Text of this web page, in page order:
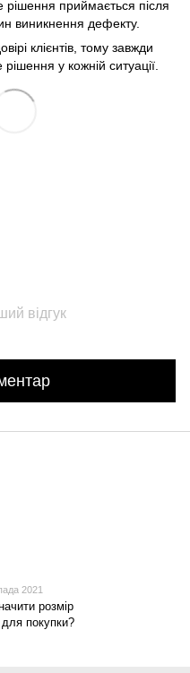
рішення приймається після
виникнення дефекту.
клієнтів, тому завжди
у кожній ситуації.
відгук
2021
розмір
для покупки?